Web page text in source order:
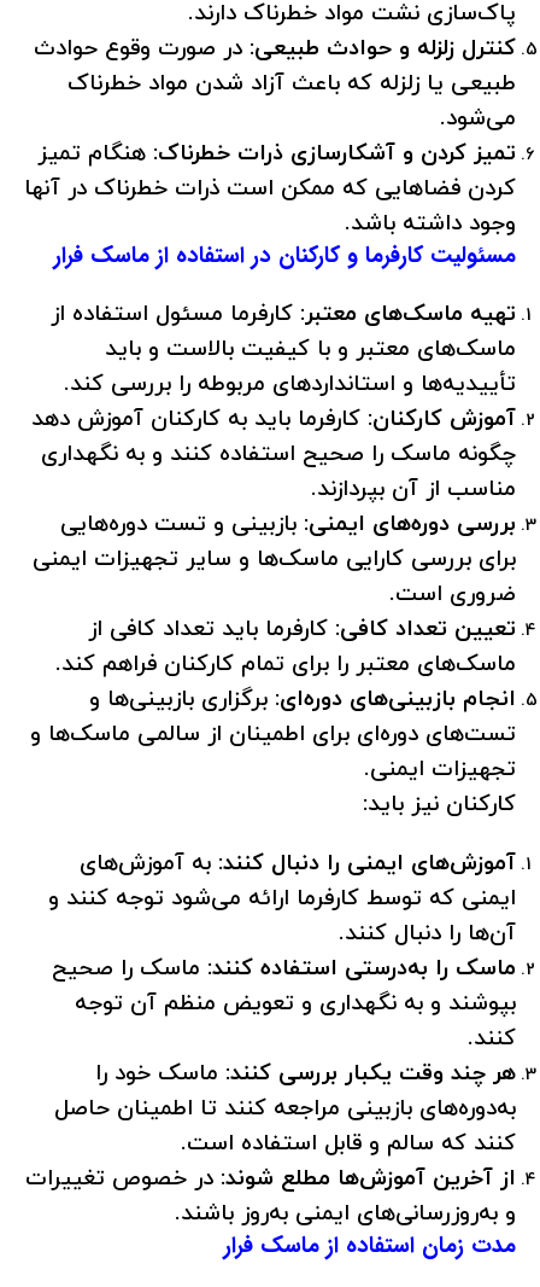
پاک‌سازی نشت مواد خطرناک دارند.
کنترل زلزله و حوادث طبیعی: در صورت وقوع حوادث
طبیعی یا زلزله که باعث آزاد شدن مواد خطرناک
می‌شود.
تمیز کردن و آشکارسازی ذرات خطرناک: هنگام تمیز
کردن فضاهایی که ممکن است ذرات خطرناک در آنها
وجود داشته باشد.
مسئولیت کارفرما و کارکنان در استفاده از ماسک فرار
تهیه ماسک‌های معتبر: کارفرما مسئول استفاده از
ماسک‌های معتبر و با کیفیت بالاست و باید
تأییدیه‌ها و استانداردهای مربوطه را بررسی کند.
آموزش کارکنان: کارفرما باید به کارکنان آموزش دهد
چگونه ماسک را صحیح استفاده کنند و به نگهداری
مناسب از آن بپردازند.
بررسی دوره‌های ایمنی: بازبینی و تست دوره‌هایی
برای بررسی کارایی ماسک‌ها و سایر تجهیزات ایمنی
ضروری است.
تعیین تعداد کافی: کارفرما باید تعداد کافی از
ماسک‌های معتبر را برای تمام کارکنان فراهم کند.
انجام بازبینی‌های دوره‌ای: برگزاری بازبینی‌ها و
تست‌های دوره‌ای برای اطمینان از سالمی ماسک‌ها و
تجهیزات ایمنی.
کارکنان نیز باید:
آموزش‌های ایمنی را دنبال کنند: به آموزش‌های
ایمنی که توسط کارفرما ارائه می‌شود توجه کنند و
آن‌ها را دنبال کنند.
ماسک را به‌درستی استفاده کنند: ماسک را صحیح
بپوشند و به نگهداری و تعویض منظم آن توجه
کنند.
هر چند وقت یکبار بررسی کنند: ماسک خود را
به‌دوره‌های بازبینی مراجعه کنند تا اطمینان حاصل
کنند که سالم و قابل استفاده است.
از آخرین آموزش‌ها مطلع شوند: در خصوص تغییرات
و به‌روزرسانی‌های ایمنی به‌روز باشند.
مدت زمان استفاده از ماسک فرار